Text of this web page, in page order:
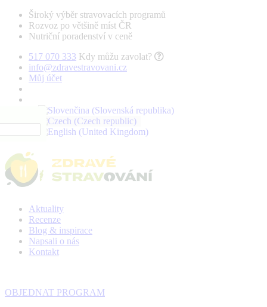
Široký výběr stravovacích programů
Rozvoz po většině míst ČR
Nutriční poradenství v ceně
517 070 333 Kdy můžu zavolat?
info@zdravestravovani.cz
Můj účet
Aktuality
Recenze
Blog & inspirace
Napsali o nás
Kontakt
OBJEDNAT PROGRAM